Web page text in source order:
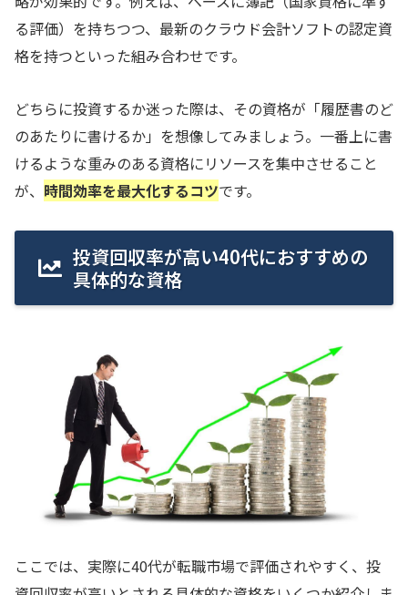
る評価）を持ちつつ、最新のクラウド会計ソフトの認定資
格を持つといった組み合わせです。
どちらに投資するか迷った際は、その資格が「履歴書のど
のあたりに書けるか」を想像してみましょう。一番上に書
けるような重みのある資格にリソースを集中させること
が、 時間効率を最大化するコツです。
投資回収率が高い40代におすすめの
具体的な資格
ここでは、実際に40代が転職市場で評価されやすく、投